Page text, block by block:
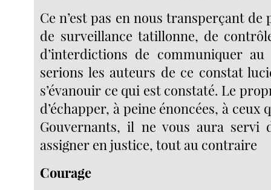
Ce n’est pas en nous transperçant de
de surveillance tatillonne, de
d’interdictions de communiquer
serions les auteurs de ce constat
s’évanouir ce qui est constaté. Le
d’échapper, à peine énoncées, à
Gouvernants, il ne vous aura servi
assigner en justice, tout au contraire
Courage